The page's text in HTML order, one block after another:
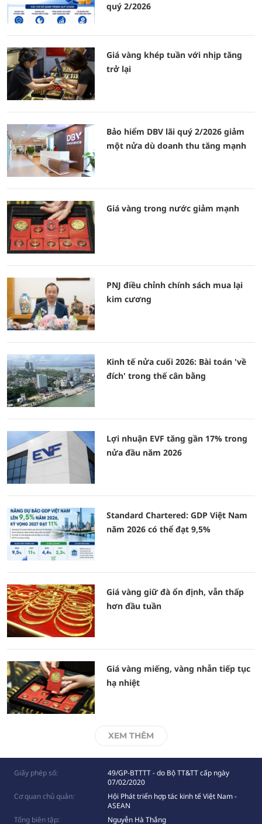
quý 2/2026
Giá vàng khép tuần với nhịp tăng
trở lại
Bảo hiểm DBV lãi quý 2/2026 giảm
một nửa dù doanh thu tăng mạnh
Giá vàng trong nước giảm mạnh
PNJ điều chỉnh chính sách mua lại
kim cương
Kinh tế nửa cuối 2026: Bài toán 'về
đích' trong thế cân bằng
Lợi nhuận EVF tăng gần 17% trong
nửa đầu năm 2026
Standard Chartered: GDP Việt Nam
năm 2026 có thể đạt 9,5%
Giá vàng giữ đà ổn định, vẫn thấp
hơn đầu tuần
Giá vàng miếng, vàng nhẫn tiếp tục
hạ nhiệt
XEM THÊM
Giấy phép số:
49/GP-BTTTT - do Bộ TT&TT cấp ngày
07/02/2020
Cơ quan chủ quản:
Hội Phát triển hợp tác kinh tế Việt Nam -
ASEAN
Tổng biên tập:
Nguyễn Hà Thắng